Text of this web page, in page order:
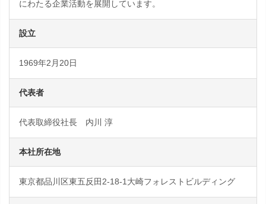
にわたる企業活動を展開しています。
設立
1969年2月20日
代表者
代表取締役社長 内川 淳
本社所在地
東京都品川区東五反田2-18-1大崎フォレストビルディング